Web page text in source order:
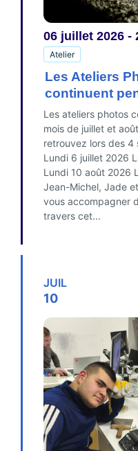
06 juillet 2026 -
Atelier
Les Ateliers
continuent
Les ateliers photos
mois de juillet et
retrouvez lors des 4
Lundi 6 juillet 2026
Lundi 10 août 2026
Jean-Michel, Jade
vous accompagner
travers cet...
JUIL
10